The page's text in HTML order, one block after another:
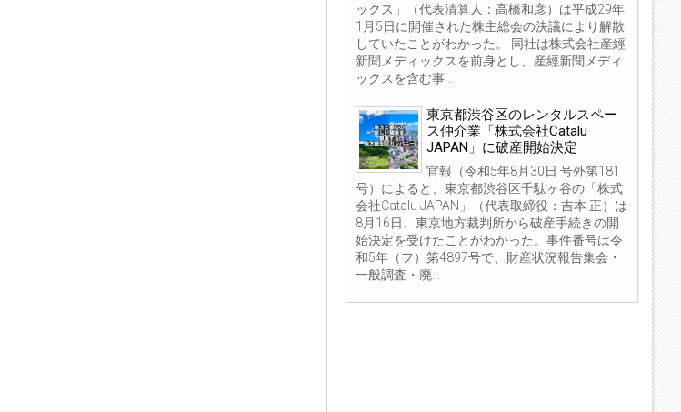
ックス」（代表清算人：高橋和彦）は平成29年
1月5日に開催された株主総会の決議により解散
していたことがわかった。 同社は株式会社産經
新聞メディックスを前身とし、産經新聞メディ
ックスを含む事...
東京都渋谷区のレンタルスペー
ス仲介業「株式会社Catalu
JAPAN」に破産開始決定
官報（令和5年8月30日 号外第181
号）によると、東京都渋谷区千駄ヶ谷の「株式
会社Catalu JAPAN」（代表取締役：吉本 正）は
8月16日、東京地方裁判所から破産手続きの開
始決定を受けたことがわかった。事件番号は令
和5年（フ）第4897号で、財産状況報告集会・
一般調査・廃...